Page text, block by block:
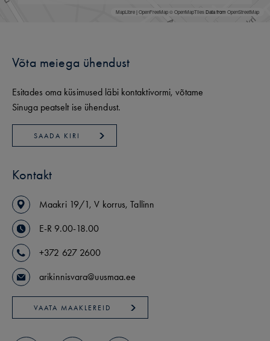
MapLibre|OpenFreeMap© OpenMapTilesData from OpenStreetMap
Võta meiega ühendust
Esitades oma küsimused läbi kontaktivormi, võtame
Sinuga peatselt ise ühendust.
SAADA KIRI
Kontakt
Maakri 19/1,V korrus,Tallinn
E-R 9.00-18.00
+372 627 2600
arikinnisvara@uusmaa.ee
VAATA MAAKLEREID